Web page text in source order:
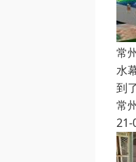
常
水
到
常
21-